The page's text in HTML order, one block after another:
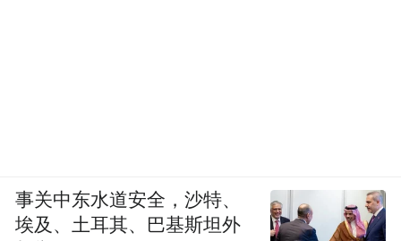
事关中东水道安全，沙特、
埃及、土耳其、巴基斯坦外